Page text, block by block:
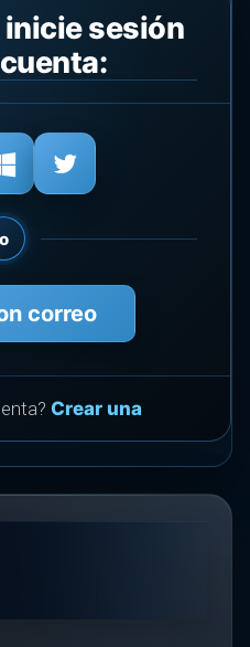
inicie sesión
o
correo
Crear una